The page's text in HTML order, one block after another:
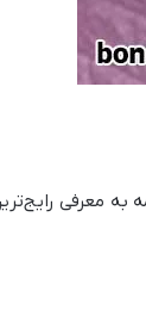
معرفی